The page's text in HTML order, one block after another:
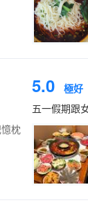
枕
5.0 極好
五一假期跟